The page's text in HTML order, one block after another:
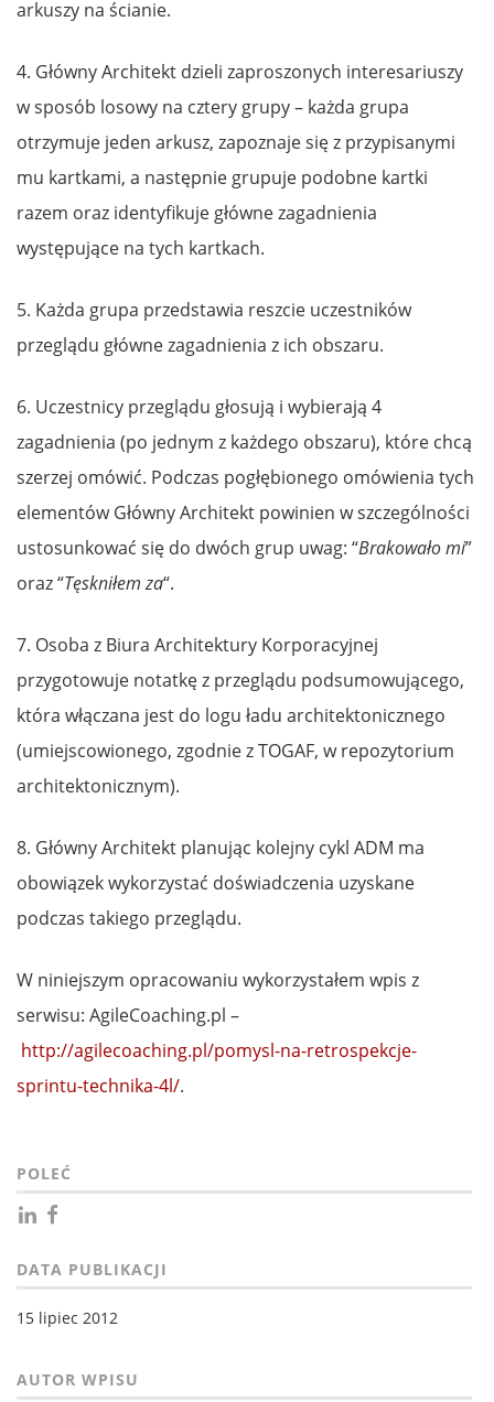
arkuszy na ścianie.
4. Główny Architekt dzieli zaproszonych interesariuszy
w sposób losowy na cztery grupy – każda grupa
otrzymuje jeden arkusz, zapoznaje się z przypisanymi
mu kartkami, a następnie grupuje podobne kartki
razem oraz identyfikuje główne zagadnienia
występujące na tych kartkach.
5. Każda grupa przedstawia reszcie uczestników
przeglądu główne zagadnienia z ich obszaru.
6. Uczestnicy przeglądu głosują i wybierają 4
zagadnienia (po jednym z każdego obszaru), które chcą
szerzej omówić. Podczas pogłębionego omówienia tych
elementów Główny Architekt powinien w szczególności
ustosunkować się do dwóch grup uwag: “Brakowało mi”
oraz “Tęskniłem za“.
7. Osoba z Biura Architektury Korporacyjnej
przygotowuje notatkę z przeglądu podsumowującego,
która włączana jest do logu ładu architektonicznego
(umiejscowionego, zgodnie z TOGAF, w repozytorium
architektonicznym).
8. Główny Architekt planując kolejny cykl ADM ma
obowiązek wykorzystać doświadczenia uzyskane
podczas takiego przeglądu.
W niniejszym opracowaniu wykorzystałem wpis z
serwisu: AgileCoaching.pl –
http://agilecoaching.pl/pomysl-na-retrospekcje-
sprintu-technika-4l/.
POLEĆ
DATA PUBLIKACJI
15 lipiec 2012